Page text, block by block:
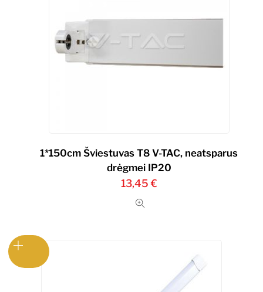
1*150cm Šviestuvas T8 V-TAC, neatsparus
drėgmei IP20
13,45 €